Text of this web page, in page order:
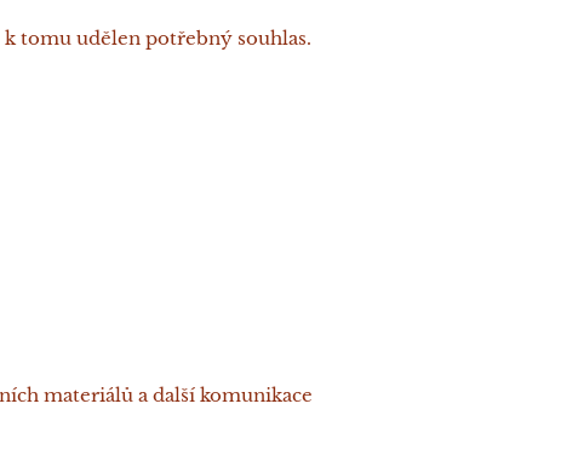
tomu udělen potřebný souhlas.
materiálů a další komunikace